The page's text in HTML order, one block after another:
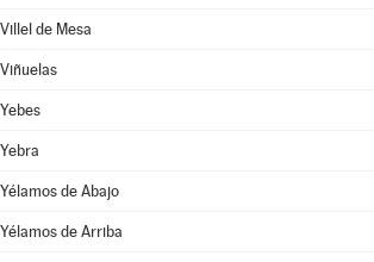
Villel de Mesa
Viñuelas
Yebes
Yebra
Yélamos de Abajo
Yélamos de Arriba